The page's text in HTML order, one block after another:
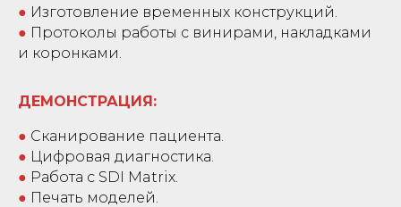
● Изготовление временных конструкций.
● Протоколы работы с винирами, накладками
и коронками.
ДЕМОНСТРАЦИЯ:
● Сканирование пациента.
● Цифровая диагностика.
● Работа с SDI Matrix.
● Печать моделей.